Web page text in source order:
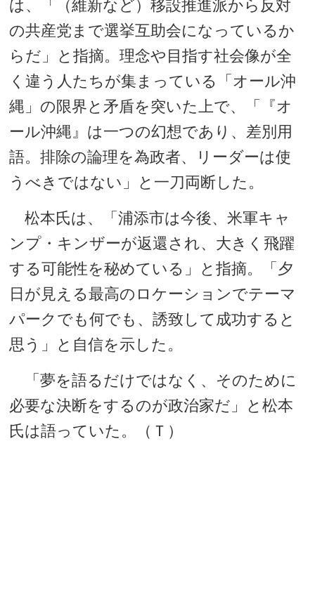
は、「（維新など）移設推進派から反対
の共産党まで選挙互助会になっているか
らだ」と指摘。理念や目指す社会像が全
く違う人たちが集まっている「オール沖
縄」の限界と矛盾を突いた上で、「『オ
ール沖縄』は一つの幻想であり、差別用
語。排除の論理を為政者、リーダーは使
うべきではない」と一刀両断した。
松本氏は、「浦添市は今後、米軍キャ
ンプ・キンザーが返還され、大きく飛躍
する可能性を秘めている」と指摘。「夕
日が見える最高のロケーションでテーマ
パークでも何でも、誘致して成功すると
思う」と自信を示した。
「夢を語るだけではなく、そのために
必要な決断をするのが政治家だ」と松本
氏は語っていた。（Ｔ）